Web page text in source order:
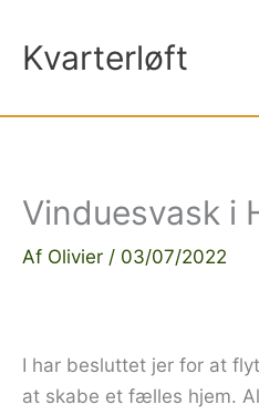
indholdet
Kvarterløft
Vinduesvask i
Af Olivier / 03/07/2022
I har besluttet jer for at
at skabe et fælles hjem.